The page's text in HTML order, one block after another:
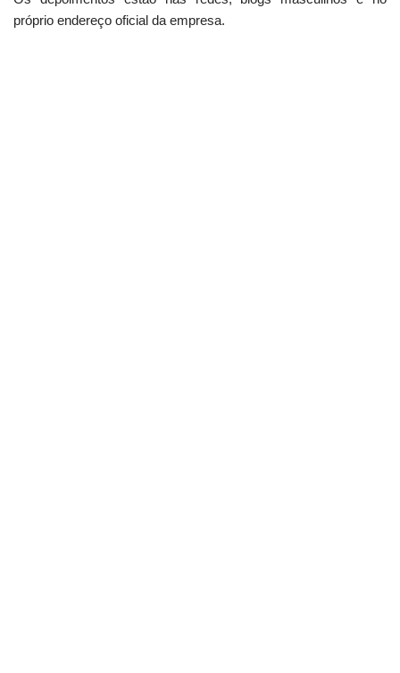
próprio endereço oficial da empresa.